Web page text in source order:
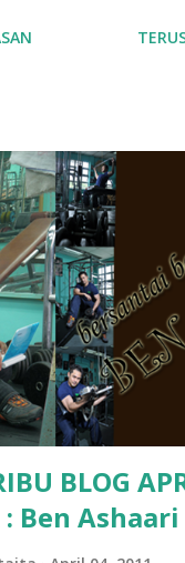
je ada anak sorang
masa tu.. bila fikir-
kami sebagai
teruk bila abg long
swasta ni.. tapi
aku bila ingat balik..
long sendiri jenis budak
minor la.. nanti la
kami buat keputusan
BLOG
: Ben Ashaari